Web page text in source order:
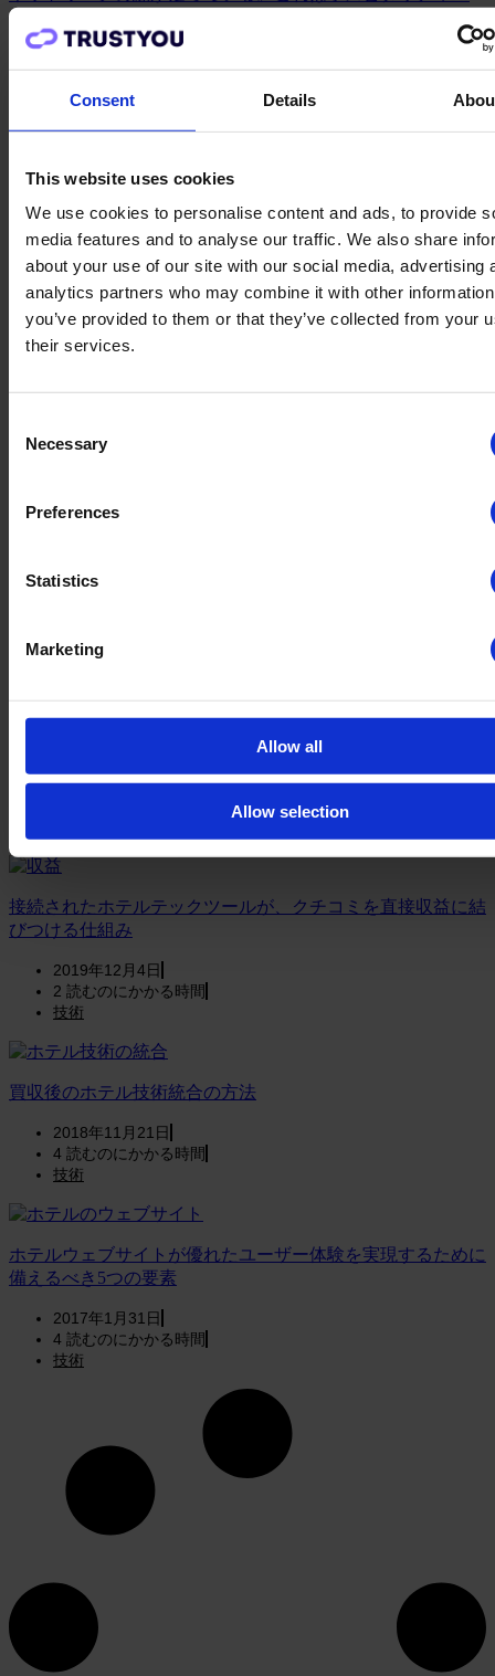
Consent Details
This website uses cookies
We use cookies to personalise content and ads, to provide
media features and to analyse our traffic. We also share
about your use of our site with our social media, advertising
analytics partners who may combine it with other
you’ve provided to them or that they’ve collected from your
their services.
Selection
Necessary
Preferences
Statistics
Marketing
Allow all
Allow selection
アーキテクチャの決定に関する所見
2025年4月12日
3 読むのにかかる時間
技術
データ移行の要点：6つのEssentialポイント
2025年6月13日
高めた方法
4 読むのにかかる時間
ユーザー調査を製品開発の不可欠な要素として確立する
2025年5月20日
接続されたホテルテックツールが、クチコミを直接収益に結
びつける仕組み
2019年12月4日
2 読むのにかかる時間
技術
買収後のホテル技術統合の方法
2018年11月21日
4 読むのにかかる時間
技術
ホテルウェブサイトが優れたユーザー体験を実現するために
備えるべき5つの要素
2017年1月31日
4 読むのにかかる時間
技術